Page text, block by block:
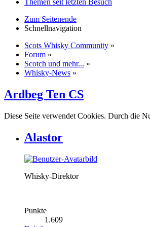
Themen seit letzten Besuch
Zum Seitenende
Schnellnavigation
Scots Whisky Community »
Forum »
Scotch und mehr... »
Whisky-News »
Ardbeg Ten CS
Diese Seite verwendet Cookies. Durch die
Alastor
Whisky-Direktor
Punkte
1.609